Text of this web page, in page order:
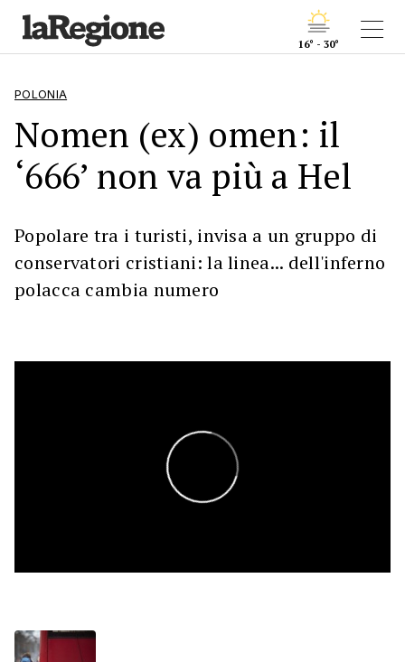
16° - 30°
POLONIA
Nomen (ex) omen: il
‘666’ non va più a Hel
Popolare tra i turisti, invisa a un gruppo di
conservatori cristiani: la linea... dell'inferno
polacca cambia numero